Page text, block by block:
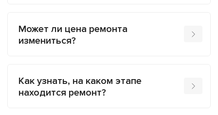
Может ли цена ремонта
измениться?
Как узнать, на каком этапе
находится ремонт?